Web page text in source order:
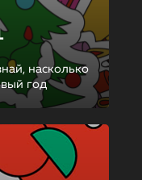
насколько
год